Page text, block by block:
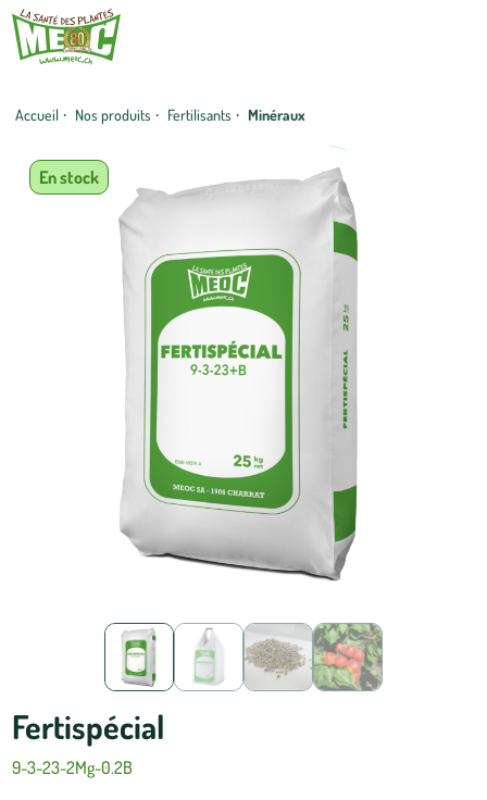
Accueil · Nos produits · Fertilisants · Minéraux
En stock
Fertispécial
9-3-23-2Mg-0.2B